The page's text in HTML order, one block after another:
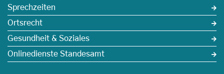
Sprechzeiten
Ortsrecht
Gesundheit & Soziales
Onlinedienste Standesamt